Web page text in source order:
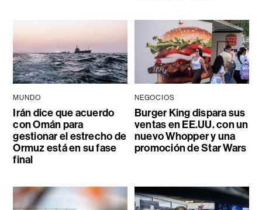
MUNDO
Irán dice que acuerdo
con Omán para
gestionar el estrecho de
Ormuz está en su fase
final
NEGOCIOS
Burger King dispara sus
ventas en EE.UU. con un
nuevo Whopper y una
promoción de Star Wars